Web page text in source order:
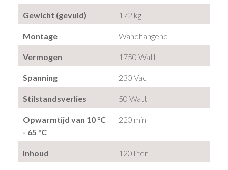
Gewicht (gevuld) 172 kg
Montage Wandhangend
Vermogen 1750 Watt
Spanning 230 Vac
Stilstandsverlies 50 Watt
Opwarmtijd van 10 °C
- 65 °C
220 min
Inhoud 120 liter